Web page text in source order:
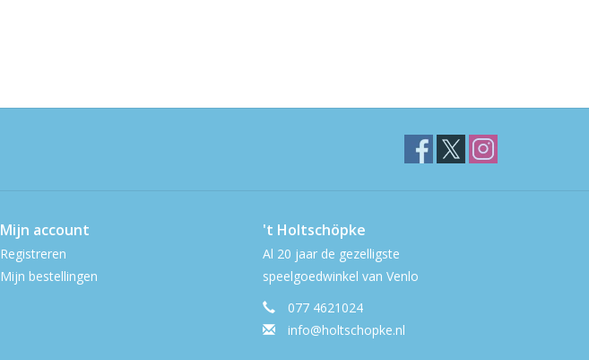
Mijn account
Registreren
Mijn bestellingen
't Holtschöpke
Al 20 jaar de gezelligste
speelgoedwinkel van Venlo
077 4621024
info@holtschopke.nl